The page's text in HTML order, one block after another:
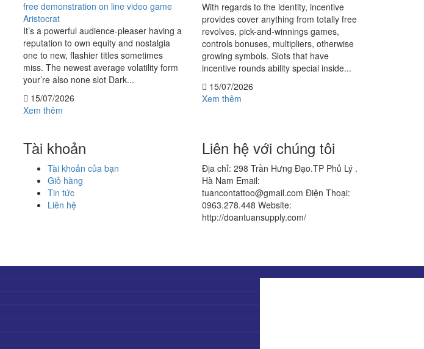
It’s a powerful audience-pleaser having a
reputation to own equity and nostalgia
one to new, flashier titles sometimes
miss. The newest average volatility form
your’re also none slot Dark...
15/07/2026
Xem thêm
With regards to the identity, incentive
provides cover anything from totally free
revolves, pick-and-winnings games,
controls bonuses, multipliers, otherwise
growing symbols. Slots that have
incentive rounds ability special inside...
15/07/2026
Xem thêm
Tài khoản
Tài khoản của bạn
Giỏ hàng
Tin tức
Liên hệ
Liên hệ với chúng tôi
Địa chỉ: 298 Trần Hưng Đạo.TP Phủ Lý .
Hà Nam Email:
tuancontattoo@gmail.com Điện Thoại:
0963.278.448 Website:
http://doantuansupply.com/